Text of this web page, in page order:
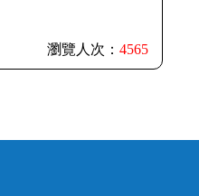
瀏覽人次： 4565